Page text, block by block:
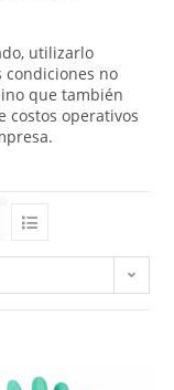
utilizarlo
no
que también
costos operativos